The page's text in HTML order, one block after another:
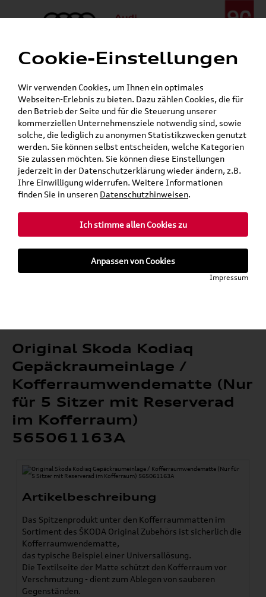
Menü
24h-Pannenhilfe:+49 (0)171 / 870 72 87
Gerade geschlossen
Verkauf:
Mo. - Fr. 08:00 - 19:00 Uhr Sa. 09:00 - 13:00 Uhr
Service:Mo. - Fr. 06:00 - 20:00 Uhr Sa. 08:00 - 13:00 Uhr
teilen Twitter Instagram WhatsApp E-Mail
» »
Komfort & Schutz »
Original Skoda Kodiaq
Gepäckraumeinlage /
Kofferraumwendematte (Nur
für 5 Sitzer mit Reserverad
im Kofferraum)
565061163A
Artikelbeschreibung
Das Spitzenprodukt unter den Kofferraummatten im
Sortiment des ŠKODA Original Zubehörs ist sicherlich die
Kofferraumwendematte,
das typische Beispiel einer Universallösung.
Die Textilseite der Matte schützt den Kofferraum vor
Verschmutzung - dient zum Ablegen von sauberen
Gegenständen.
Cookie-Einstellungen
Wir verwenden Cookies, um Ihnen ein optimales
Webseiten-Erlebnis zu bieten. Dazu zählen Cookies, die für
den Betrieb der Seite und für die Steuerung unserer
kommerziellen Unternehmensziele notwendig sind, sowie
solche, die lediglich zu anonymen Statistikzwecken genutzt
werden. Sie können selbst entscheiden, welche Kategorien
Sie zulassen möchten. Sie können diese Einstellungen
jederzeit in der Datenschutzerklärung wieder ändern, z.B.
Ihre Einwilligung widerrufen. Weitere Informationen
finden Sie in unseren Datenschutzhinweisen.
Ich stimme allen Cookies zu
Anpassen von Cookies
Impressum